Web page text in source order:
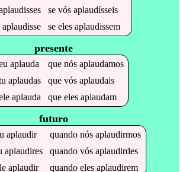
se vós aplaudísseis
aplaudisse se eles aplaudissem
presente
aplauda que nós aplaudamos
aplaudas que vós aplaudais
aplauda que eles aplaudam
futuro
aplaudir quandonósaplaudirmos
aplaudires quandovósaplaudirdes
aplaudir quandoelesaplaudirem